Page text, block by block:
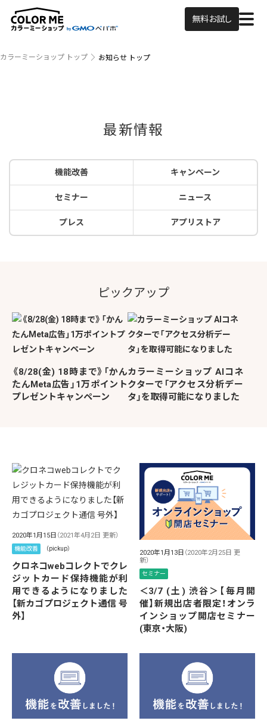
無料お試し
カラーミーショップ トップ お知らせ トップ
最新情報
機能改善 キャンペーン
セミナー ニュース
プレス アプリストア
ピックアップ
《8/28(金) 18時まで》「かん
たんMeta広告」1万ポイント
プレゼントキャンペーン
カラーミーショップ AIコネ
クターで「アクセス分析デー
タ」を取得可能になりました
2020年1月15日 （2021年4月2日 更新）
機能改善 （pickup）
クロネコwebコレクトでクレ
ジットカード保持機能が利
用できるようになりました
【新カゴプロジェクト通信 号
外】
2020年1月13日 （2020年2月25日 更
新）
セミナー
＜3/7 (土) 渋谷＞【毎月開
催】新規出店者限定！オンラ
インショップ開店セミナー
(東京・大阪)